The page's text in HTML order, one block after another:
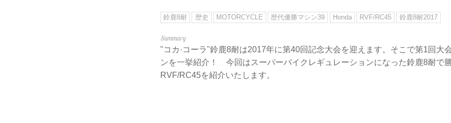
鈴鹿8耐 歴史 MOTORCYCLE 歴代優勝マシン39 Honda RVF/RC45 鈴鹿8耐2017
"コカ·コーラ"鈴鹿8耐は2017年に第40回記念大会を迎えます。そこで第1回大
ンを一挙紹介！ 今回はスーパーバイクレギュレーションになった鈴鹿8耐で
RVF/RC45を紹介いたします。